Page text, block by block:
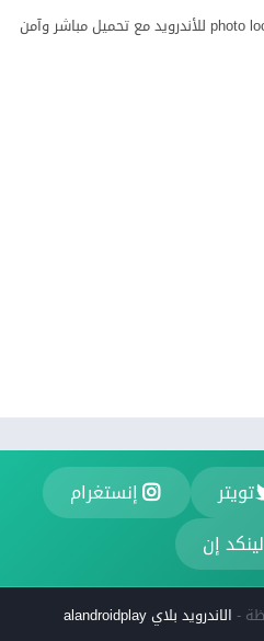
اكتشف أحدث تطبيقات photo locket necklace للأندرويد مع تحميل مباشر وآمن
تويتر
إنستغرام
لينكد إن
الاندرويد بلاي alandroidplay